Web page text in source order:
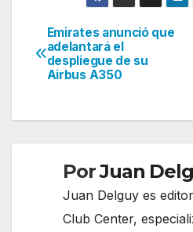
Navegación
de
Emirates anunció que
adelantará el
despliegue de su
Airbus A350
PorJuan
Juan Delguy es
Club Center,